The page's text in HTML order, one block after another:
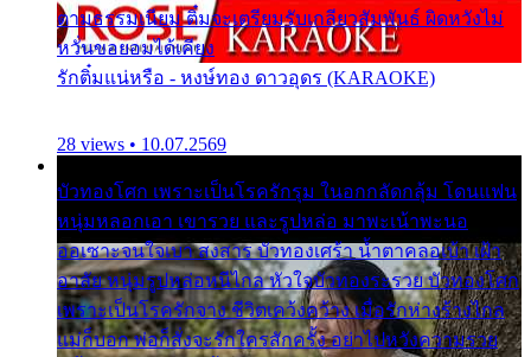
ตามธรรมเนียม ติ๋มจะเตรียมรับเกลียวสัมพันธ์ ผิดหวังไม่
หวั่นขอยอมได้เคียง
รักติ๋มแน่หรือ - หงษ์ทอง ดาวอุดร (KARAOKE)
28 views • 10.07.2569
บัวทองโศก เพราะเป็นโรครักรุม ในอกกลัดกลุ้ม โดนแฟน
หนุ่มหลอกเอา เขารวย และรูปหล่อ มาพะเน้าพะนอ
ออเซาะจนใจเบา สงสาร บัวทองเศร้า น้ำตาคลอเบ้า เฝ้า
อาลัย หนุ่มรูปหล่อหนีไกล หัวใจบัวทองระรวย บัวทองโศก
เพราะเป็นโรครักจาง ชีวิตเคว้งคว้าง เมื่อรักห่างร้างไกล
แม่ก็บอก พ่อก็สั่งจะรักใครสักครั้ง อย่าไปหวังความรวย